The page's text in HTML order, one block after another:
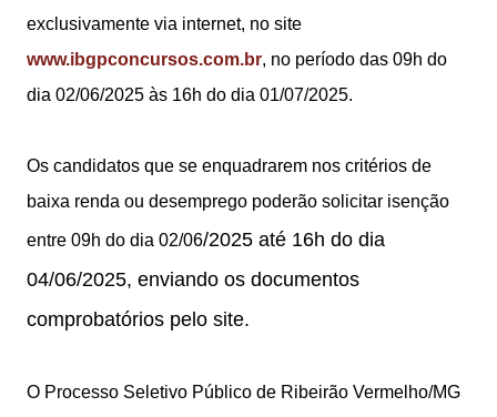
exclusivamente via internet, no site
www.ibgpconcursos.com.br, no período das 09h do
dia 02/06/2025 às 16h do dia 01/07/2025.
Os candidatos que se enquadrarem nos critérios de
baixa renda ou desemprego poderão solicitar isenção
entre 09h do dia 02/06/2025 até 16h do dia
04/06/2025, enviando os documentos
comprobatórios pelo site.
O Processo Seletivo Público de Ribeirão Vermelho/MG